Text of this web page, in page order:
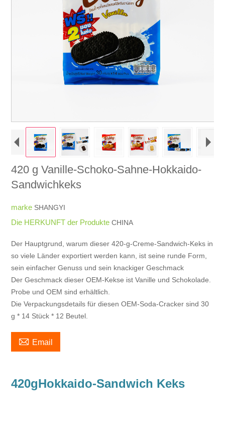
420 g Vanille-Schoko-Sahne-Hokkaido-
Sandwichkeks
marke SHANGYI
Die HERKUNFT der ProdukteCHINA
Der Hauptgrund, warum dieser 420-g-Creme-Sandwich-Keks in
so viele Länder exportiert werden kann, ist seine runde Form,
sein einfacher Genuss und sein knackiger Geschmack
Der Geschmack dieser OEM-Kekse ist Vanille und Schokolade.
Probe und OEM sind erhältlich.
Die Verpackungsdetails für diesen OEM-Soda-Cracker sind 30
g * 14 Stück * 12 Beutel.
 Email
420gHokkaido-Sandwich Keks